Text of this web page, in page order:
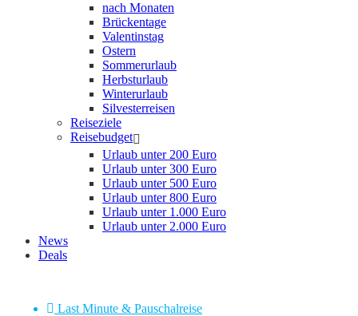
nach Monaten
Brückentage
Valentinstag
Ostern
Sommerurlaub
Herbsturlaub
Winterurlaub
Silvesterreisen
Reiseziele
Reisebudget
Urlaub unter 200 Euro
Urlaub unter 300 Euro
Urlaub unter 500 Euro
Urlaub unter 800 Euro
Urlaub unter 1.000 Euro
Urlaub unter 2.000 Euro
News
Deals
Last Minute & Pauschalreise